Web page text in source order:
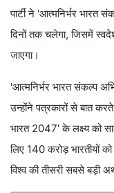
पार्टी ने 'आत्मनिर्भर
दिनों तक चलेगा, जिसमें
जाएगा।
'आत्मनिर्भर भारत संकल्प
उन्होंने पत्रकारों से बात
भारत 2047' के लक्ष्य को
लिए 140 करोड़ भारतीयों
विश्व की तीसरी सबसे बड़ी